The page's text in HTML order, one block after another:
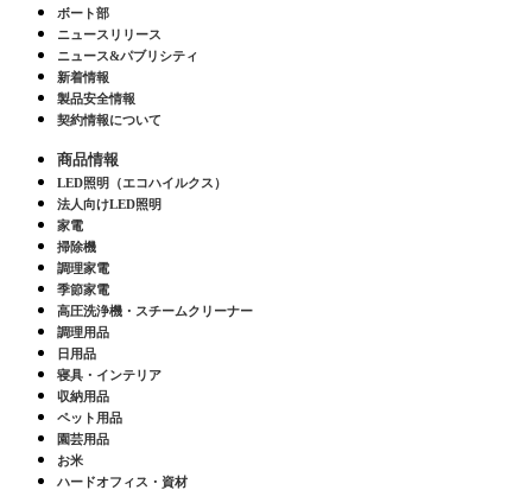
ボート部
ニュースリリース
ニュース&パブリシティ
新着情報
製品安全情報
契約情報について
商品情報
LED照明（エコハイルクス）
法人向けLED照明
家電
掃除機
調理家電
季節家電
高圧洗浄機・スチームクリーナー
調理用品
日用品
寝具・インテリア
収納用品
ペット用品
園芸用品
お米
ハードオフィス・資材